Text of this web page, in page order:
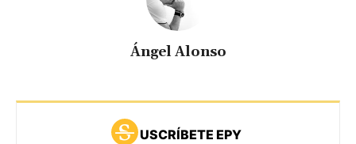
Ángel Alonso
USCRÍBETE EPY